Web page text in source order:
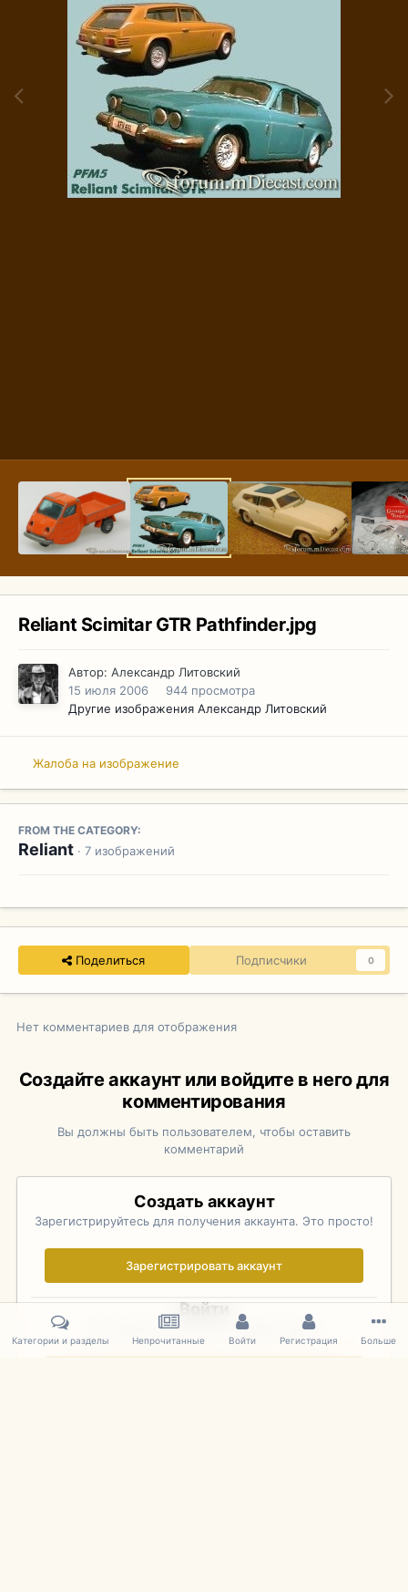
Reliant Scimitar GTR Pathfinder.jpg
Автор: Александр Литовский
15 июля 2006
944 просмотра
Другие изображения Александр Литовский
Жалоба на изображение
FROM THE CATEGORY:
Reliant · 7 изображений
Поделиться Подписчики 0
Нет комментариев для отображения
Создайте аккаунт или войдите в него для
комментирования
Вы должны быть пользователем, чтобы оставить
комментарий
Создать аккаунт
Зарегистрируйтесь для получения аккаунта. Это просто!
Зарегистрировать аккаунт
Войти
Уже зарегистрированы? Войдите здесь.
Категории и разделы Непрочитанные Войти Регистрация Больше